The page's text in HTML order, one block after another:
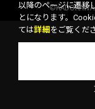
以降のページに遷移
とになります。
ては詳細 をご覧くだ